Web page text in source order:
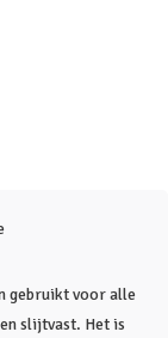
gebruikt voor alle
slijtvast. Het is